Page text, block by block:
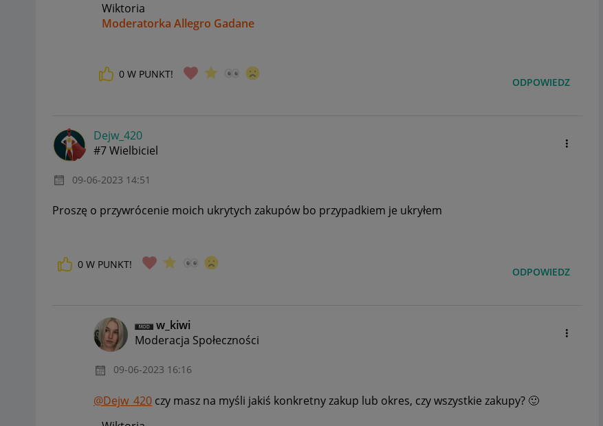
Wiktoria
Moderatorka Allegro Gadane
0 W PUNKT!
ODPOWIEDZ
Dejw_420
#7 Wielbiciel
‎09-06-2023 14:51
Proszę o przywrócenie moich ukrytych zakupów bo przypadkiem je ukryłem
0 W PUNKT!
ODPOWIEDZ
w_kiwi
Moderacja Społeczności
‎09-06-2023 16:16
@Dejw_420 czy masz na myśli jakiś konkretny zakup lub okres, czy wszystkie zakupy? 🙂